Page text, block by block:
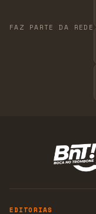
FAZ PARTE DA REDE
EDITORIAS